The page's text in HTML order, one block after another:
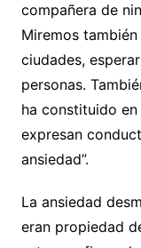
compañera de
Miremos
ciudades,
personas.
ha constituido
expresan
ansiedad”.
La ansiedad
eran propiedad